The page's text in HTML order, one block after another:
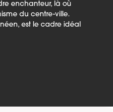
enchanteur, là où
du centre-ville.
est le cadre idéal